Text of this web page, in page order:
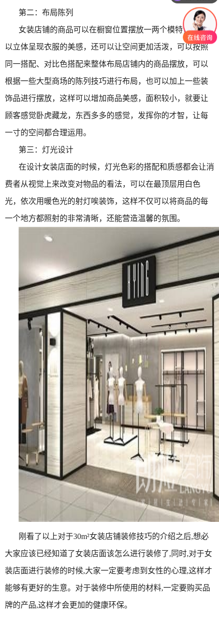
第二：布局陈列
女装店铺的商品可以在橱窗位置摆放一两个模特，这样可
以立体呈现衣服的美感，还可以让空间更加活泼，可以按照
同一搭配、对比色搭配来整体布局店铺内的商品摆放，可以
根据一些大型商场的陈列技巧进行布局，也可以加上一些装
饰品进行摆放，这样可以增加商品美感，面积较小，就要让
顾客感觉卧虎藏龙，东西多多的感觉，发挥你的才智，让每
一寸的空间都合理运用。
第三：灯光设计
在设计女装店面的时候，灯光色彩的搭配和质感都会让消
费者从视觉上来改变对物品的看法，可以在最顶层用白色
光，依次用暖色光的射灯唉装饰，这样不仅可以将商品的每
一个地方都照射的非常清晰，还能营造温馨的氛围。
刚看了以上对于30m²女装店铺装修技巧的介绍之后,想必
大家应该已经知道了女装店面该怎么进行装修了,同时,对于女
装店面进行装修的时候,大家一定要考虑到女性的心理,这样才
能够有更好的生意。对于装修中所使用的材料,一定要购买品
牌的产品,这样才会更加的健康环保。